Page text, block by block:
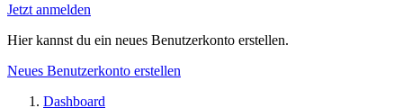
Jetzt anmelden
Hier kannst du ein neues Benutzerkonto erstellen.
Neues Benutzerkonto erstellen
Dashboard